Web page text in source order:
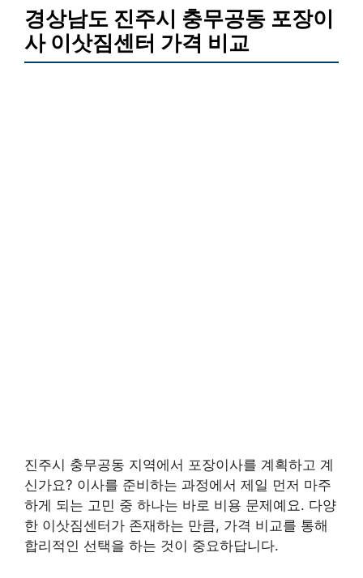
경상남도 진주시 충무공동 포장이
사 이삿짐센터 가격 비교
진주시 충무공동 지역에서 포장이사를 계획하고 계
신가요? 이사를 준비하는 과정에서 제일 먼저 마주
하게 되는 고민 중 하나는 바로 비용 문제예요. 다양
한 이삿짐센터가 존재하는 만큼, 가격 비교를 통해
합리적인 선택을 하는 것이 중요하답니다.